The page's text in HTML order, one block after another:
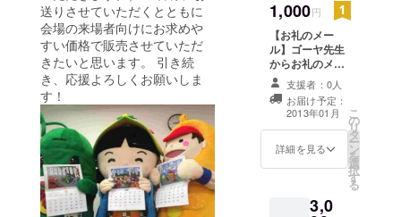
送りさせていただくとともに
会場の来場者向けにお求めや
すい価格で販売させていただ
きたいと思います。 引き続
き、応援よろしくお願いしま
す！
もたちとと
もにエコの
心を育てる
活動を行っ
ている。福
知山市内は
国の保育
園・小学校
1,000円
【お礼のメー
ル】ゴーヤ先生
からお礼のメー
ルが届きます。
支援者：0人
お届け予定：
2013年01月
詳細を見る
こ
の
リ
タ
ー
ン
を
選
択
す
る
3,0